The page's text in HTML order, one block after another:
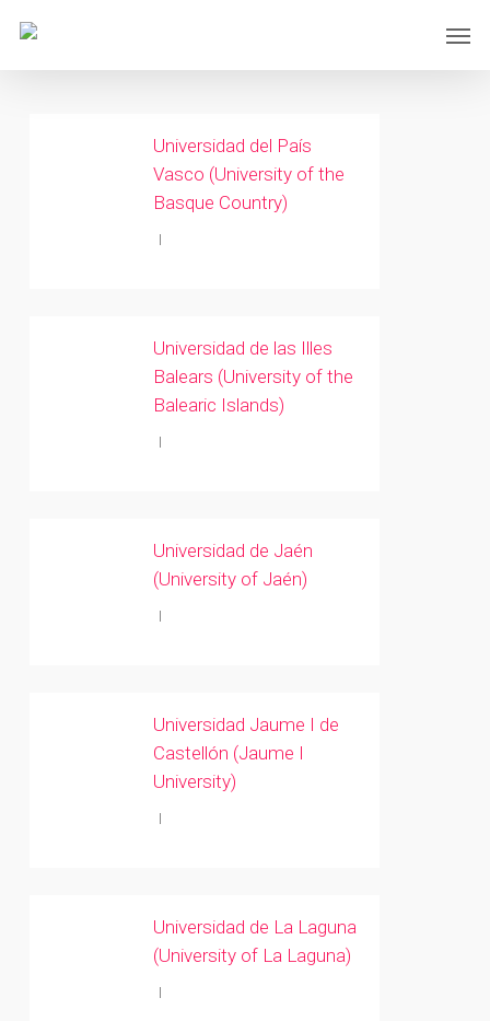
main
Universidad del País
Vasco (University of the
Basque Country)
Universidad de las Illes
Balears (University of the
Balearic Islands)
Universidad de Jaén
(University of Jaén)
Universidad Jaume I de
Castellón (Jaume I
University)
Universidad de La Laguna
(University of La Laguna)